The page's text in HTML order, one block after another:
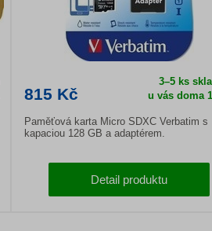
815 Kč
3–5 ks
u vás doma
Paměťová karta Micro SDXC Verbatim s
kapaciou 128 GB a adaptérem.
Detail produktu